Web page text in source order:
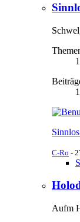
C-Ro -
Aufm